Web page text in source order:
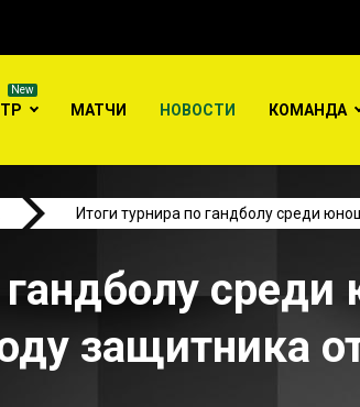
МАТЧИ НОВОСТИ КОМАНДА
Итоги турнира по гандболу среди
гандболу
защитника